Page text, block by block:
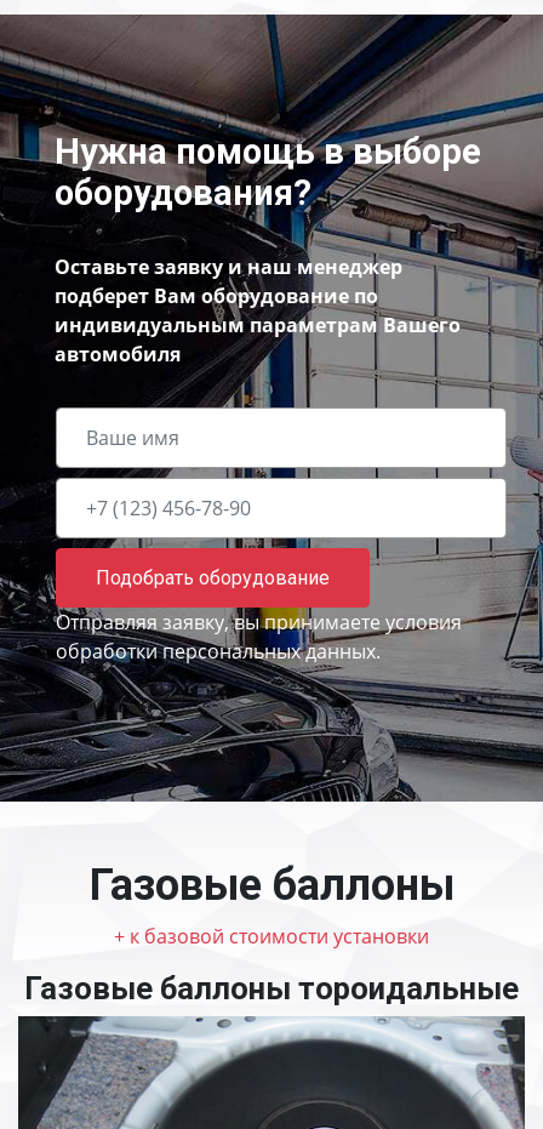
Нужна помощь в выборе
оборудования?
Оставьте заявку и наш менеджер
подберет Вам оборудование по
индивидуальным параметрам Вашего
автомобиля
Подобрать оборудование
Отправляя заявку, вы принимаете условия
обработки персональных данных.
Газовые баллоны
+ к базовой стоимости установки
Газовые баллоны тороидальные